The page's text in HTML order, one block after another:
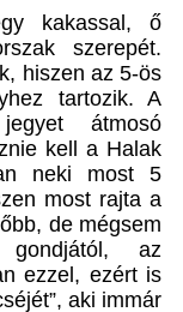
kakassal, ő
szerepét.
hiszen az 5-ös
tartozik. A
átmosó
kell a Halak
neki most 5
most rajta a
de mégsem
az
ezzel, ezért is
aki immár